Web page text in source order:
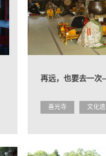
再远，也要去一
善光寺 文化